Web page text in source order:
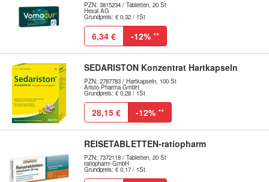
PZN: 3815234 / Tabletten, 20 St
Hexal AG
Grundpreis: € 0,32 / 1St
6,34 € -12% **
SEDARISTON Konzentrat Hartkapseln
PZN: 2787783 / Hartkapseln, 100 St
Aristo Pharma GmbH
Grundpreis: € 0,28 / 1St
28,15 € -12% **
REISETABLETTEN-ratiopharm
PZN: 7372118 / Tabletten, 20 St
ratiopharm GmbH
Grundpreis: € 0,17 / 1St